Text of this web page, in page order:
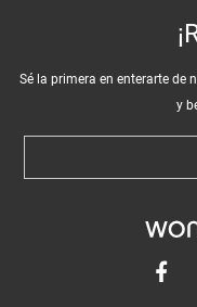
Sé la primera en enterarte de
y